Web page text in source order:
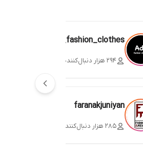
ado_fashion_clothes
۲۹۴ هزار دنبال‌کننده
faranakjuniyan
۲۸۵ هزار دنبال‌کننده